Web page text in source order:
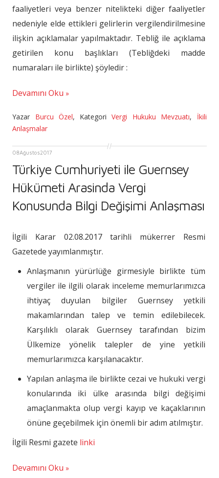
faaliyetleri veya benzer nitelikteki diğer faaliyetler
nedeniyle elde ettikleri gelirlerin vergilendirilmesine
ilişkin açıklamalar yapılmaktadır. Tebliğ ile açıklama
getirilen konu başlıkları (Tebliğdeki madde
numaraları ile birlikte) şöyledir :
Devamını Oku
Yazar Burcu Özel, KategoriVergi Hukuku Mevzuatı, İkili
Anlaşmalar
08Ağustos2017
Türkiye Cumhuriyeti ile Guernsey
Hükümeti Arasinda Vergi
Konusunda Bilgi Değişimi Anlaşması
İlgili Karar 02.08.2017 tarihli mükerrer Resmi
Gazetede yayımlanmıştır.
Anlaşmanın yürürlüğe girmesiyle birlikte tüm
vergiler ile ilgili olarak inceleme memurlarımızca
ihtiyaç duyulan bilgiler Guernsey yetkili
makamlarından talep ve temin edilebilecek.
Karşılıklı olarak Guernsey tarafından bizim
Ülkemize yönelik talepler de yine yetkili
memurlarımızca karşılanacaktır.
Yapılan anlaşma ile birlikte cezai ve hukuki vergi
konularında iki ülke arasında bilgi değişimi
amaçlanmakta olup vergi kayıp ve kaçaklarının
önüne geçebilmek için önemli bir adım atılmıştır.
İlgili Resmi gazete linki
Devamını Oku